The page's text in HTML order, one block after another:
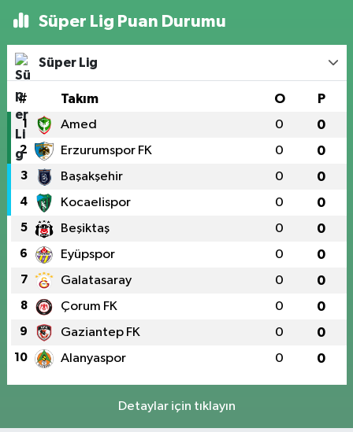
Süper Lig Puan Durumu
Süper Lig
# Takım O P
1 Amed 0 0
2 Erzurumspor FK 0 0
3 Başakşehir 0 0
4 Kocaelispor 0 0
5 Beşiktaş 0 0
6 Eyüpspor 0 0
7 Galatasaray 0 0
8 Çorum FK 0 0
9 Gaziantep FK 0 0
10 Alanyaspor 0 0
Detaylar için tıklayın